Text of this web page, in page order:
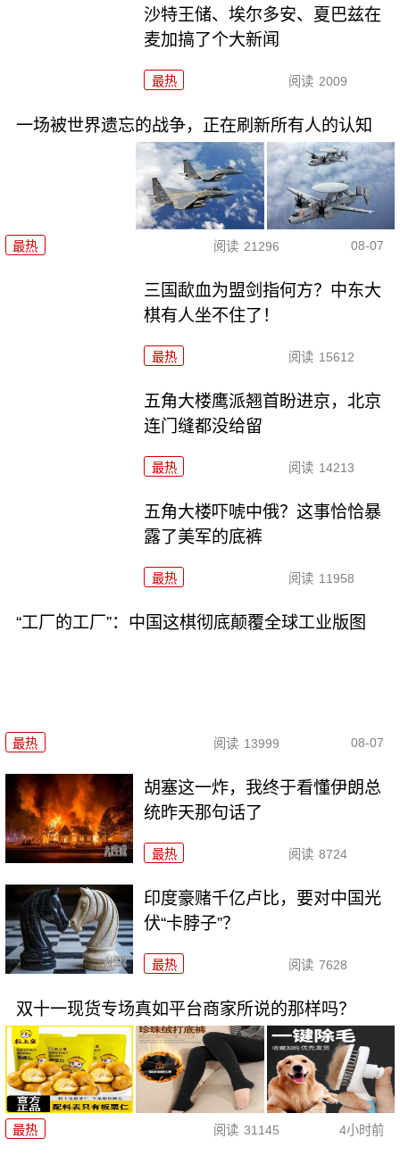
沙特王储、埃尔多安、夏巴兹在
麦加搞了个大新闻
最热 阅读 2009
一场被世界遗忘的战争，正在刷新所有人的认知
最热 阅读 21296 08-07
三国歃血为盟剑指何方？中东大
棋有人坐不住了！
最热 阅读 15612
五角大楼鹰派翘首盼进京，北京
连门缝都没给留
最热 阅读 14213
五角大楼吓唬中俄？这事恰恰暴
露了美军的底裤
最热 阅读 11958
“工厂的工厂”：中国这棋彻底颠覆全球工业版图
最热 阅读 13999 08-07
胡塞这一炸，我终于看懂伊朗总
统昨天那句话了
最热 阅读 8724
印度豪赌千亿卢比，要对中国光
伏“卡脖子”？
最热 阅读 7628
双十一现货专场真如平台商家所说的那样吗？
最热 阅读 31145 4小时前